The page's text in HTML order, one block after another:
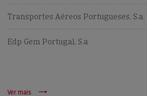
Transportes Aéreos Portugueses, S.a.
Edp Gem Portugal, S.a
Ver mais